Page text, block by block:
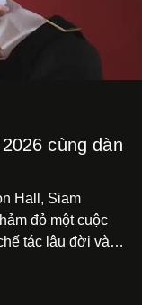
cùng dàn
Hall, Siam
đỏ một cuộc
tác lâu đời và
Jeff Satur, PP